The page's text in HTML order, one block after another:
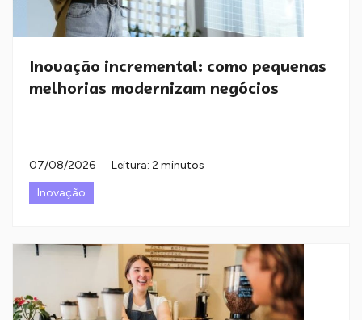
Inovação incremental: como pequenas
melhorias modernizam negócios
07/08/2026
Leitura: 2 minutos
Inovação